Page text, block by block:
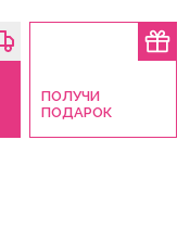
ПОЛУЧИ
ПОДАРОК